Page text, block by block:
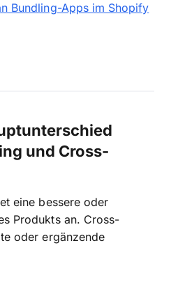
Bundling-Apps im Shopify
und Cross-
eine bessere oder
Produkts an. Cross-
oder ergänzende